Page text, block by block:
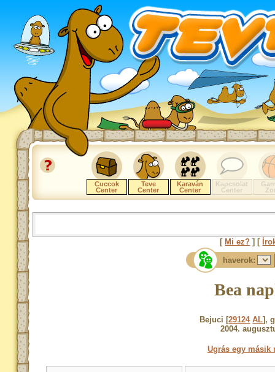
Cuccok
Center
Teve
Center
Karaván
Center
Kapcsolat
Center
[ Mi ez? ] [
haverok:
Bea
Bejuci [29124 AL],
2004.
Ugrás egy másik